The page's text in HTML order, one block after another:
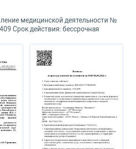
медицинской деятельности №
Срок действия: бессрочная